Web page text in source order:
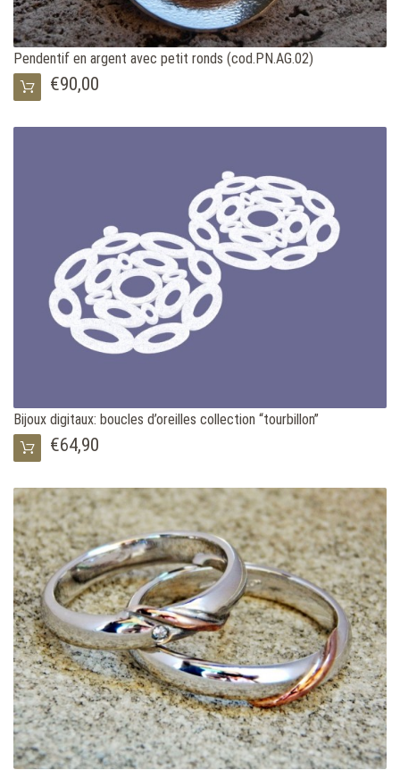
Pendentif en argent avec petit ronds (cod.PN.AG.02)
€90,00
Bijoux digitaux: boucles d’oreilles collection “tourbillon”
€64,90